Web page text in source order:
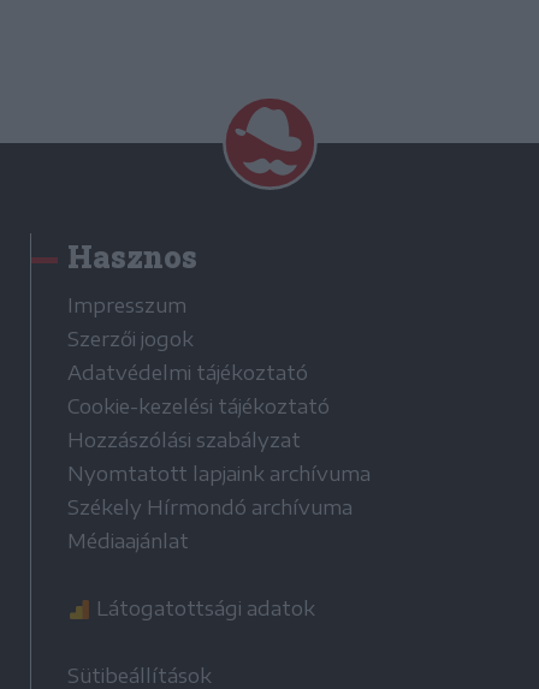
Hasznos
Impresszum
Szerzői jogok
Adatvédelmi tájékoztató
Cookie-kezelési tájékoztató
Hozzászólási szabályzat
Nyomtatott lapjaink archívuma
Székely Hírmondó archívuma
Médiaajánlat
Látogatottsági adatok
Sütibeállítások